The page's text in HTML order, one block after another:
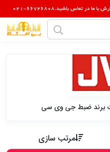
برند ضبط جی وی سی
مرتب سازی